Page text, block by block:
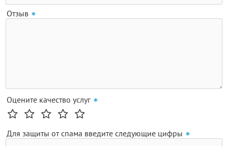
Отзыв
Оцените качество услуг
Для защиты от спама введите следующие цифры